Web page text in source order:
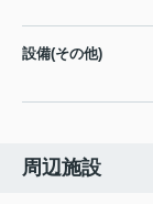
設備(その他)
周辺施設